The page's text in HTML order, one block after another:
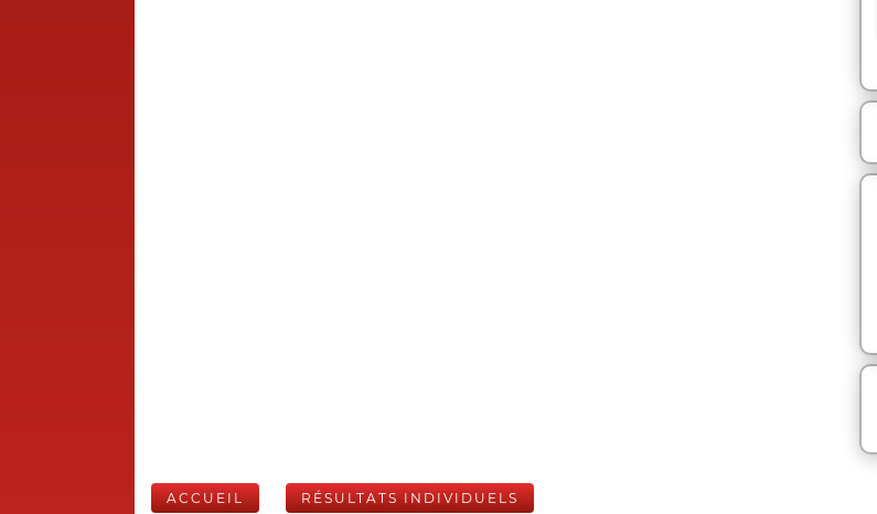
ACCUEIL RÉSULTATS INDIVIDUELS